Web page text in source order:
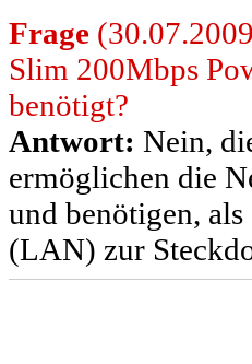
Frage
Slim 200Mbps
benötigt?
Antwort: Nein,
ermöglichen die
und benötigen,
(LAN) zur